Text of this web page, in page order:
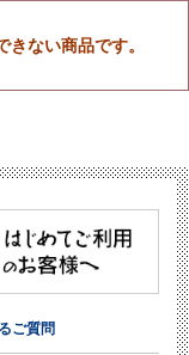
ない商品です。
ご質問